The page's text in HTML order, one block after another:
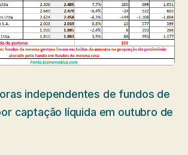
independentes de fundos de
captação líquida em outubro de